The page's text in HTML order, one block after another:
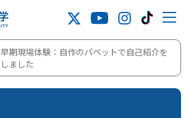
早期現場体験：自作のパペットで自己紹介を
しました